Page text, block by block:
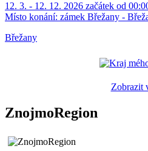
12. 3. - 12. 12. 2026 začátek od
Místo konání: zámek Břežany -
Břežany
Zobrazit
ZnojmoRegion